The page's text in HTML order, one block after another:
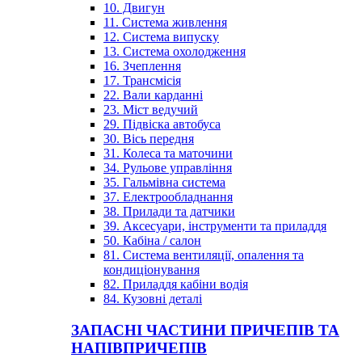
10. Двигун
11. Система живлення
12. Система випуску
13. Система охолодження
16. Зчеплення
17. Трансмісія
22. Вали карданні
23. Міст ведучий
29. Підвіска автобуса
30. Вісь передня
31. Колеса та маточини
34. Рульове управління
35. Гальмівна система
37. Електрообладнання
38. Прилади та датчики
39. Аксесуари, інструменти та приладдя
50. Кабіна / салон
81. Система вентиляції, опалення та
кондиціонування
82. Приладдя кабіни водія
84. Кузовні деталі
ЗАПАСНІ ЧАСТИНИ ПРИЧЕПІВ ТА
НАПІВПРИЧЕПІВ